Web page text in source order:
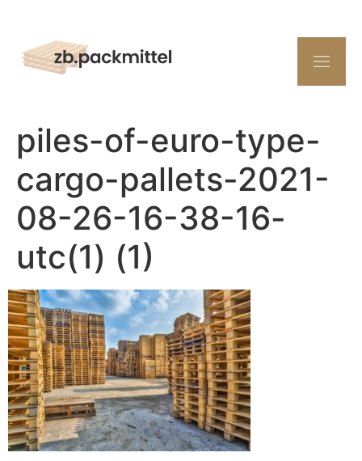
piles-of-euro-type-
cargo-pallets-2021-
08-26-16-38-16-
utc(1) (1)